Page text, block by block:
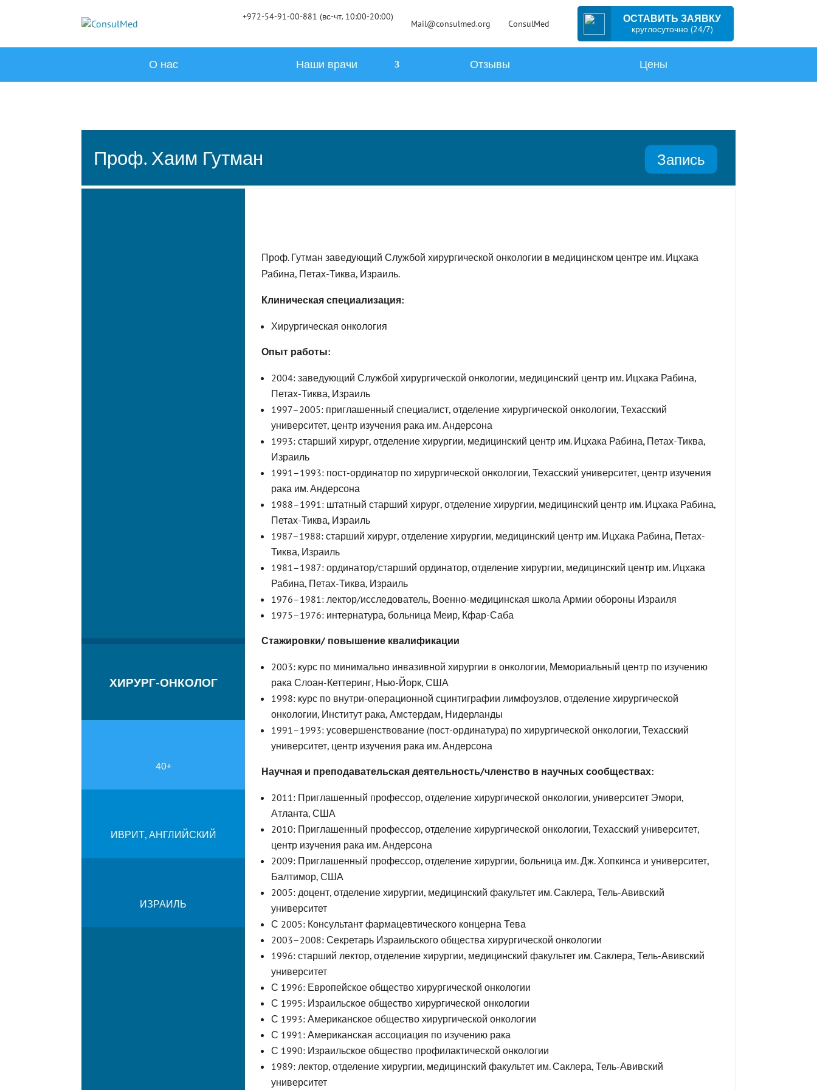
+972-54-91-00-881 (вс-чт. 10:00-20:00)
Mail@consulmed.org ConsulMed ОСТАВИТЬ ЗАЯВКУ
круглосуточно (24/7)
О нас Наши врачи Отзывы Цены
Проф. Хаим Гутман Запись
ХИРУРГ-ОНКОЛОГ
40+
ИВРИТ, АНГЛИЙСКИЙ
ИЗРАИЛЬ
Проф. Гутман заведующий Службой хирургической онкологии в медицинском центре им. Ицхака
Рабина, Петах-Тиква, Израиль.
Клиническая специализация:
Хирургическая онкология
Опыт работы:
2004: заведующий Службой хирургической онкологии, медицинский центр им. Ицхака Рабина,
Петах-Тиква, Израиль
1997–2005: приглашенный специалист, отделение хирургической онкологии, Техасский
университет, центр изучения рака им. Андерсона
1993: старший хирург, отделение хирургии, медицинский центр им. Ицхака Рабина, Петах-Тиква,
Израиль
1991–1993: пост-ординатор по хирургической онкологии, Техасский университет, центр изучения
рака им. Андерсона
1988–1991: штатный старший хирург, отделение хирургии, медицинский центр им. Ицхака Рабина,
Петах-Тиква, Израиль
1987–1988: старший хирург, отделение хирургии, медицинский центр им. Ицхака Рабина, Петах-
Тиква, Израиль
1981–1987: ординатор/старший ординатор, отделение хирургии, медицинский центр им. Ицхака
Рабина, Петах-Тиква, Израиль
1976–1981: лектор/исследователь, Военно-медицинская школа Армии обороны Израиля
1975–1976: интернатура, больница Меир, Кфар-Саба
Стажировки/ повышение квалификации
2003: курс по минимально инвазивной хирургии в онкологии, Мемориальный центр по изучению
рака Слоан-Кеттеринг, Нью-Йорк, США
1998: курс по внутри-операционной сцинтиграфии лимфоузлов, отделение хирургической
онкологии, Институт рака, Амстердам, Нидерланды
1991–1993: усовершенствование (пост-ординатура) по хирургической онкологии, Техасский
университет, центр изучения рака им. Андерсона
Научная и преподавательская деятельность/членство в научных сообществах:
2011: Приглашенный профессор, отделение хирургической онкологии, университет Эмори,
Атланта, США
2010: Приглашенный профессор, отделение хирургической онкологии, Техасский университет,
центр изучения рака им. Андерсона
2009: Приглашенный профессор, отделение хирургии, больница им. Дж. Хопкинса и университет,
Балтимор, США
2005: доцент, отделение хирургии, медицинский факультет им. Саклера, Тель-Авивский
университет
С 2005: Консультант фармацевтического концерна Тева
2003–2008: Секретарь Израильского общества хирургической онкологии
1996: старший лектор, отделение хирургии, медицинский факультет им. Саклера, Тель-Авивский
университет
С 1996: Европейское общество хирургической онкологии
С 1995: Израильское общество хирургической онкологии
С 1993: Американское общество хирургической онкологии
С 1991: Американская ассоциация по изучению рака
С 1990: Израильское общество профилактической онкологии
1989: лектор, отделение хирургии, медицинский факультет им. Саклера, Тель-Авивский
университет